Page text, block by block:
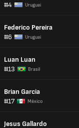
#4
Uruguai
Federico Pereira
#6
Uruguai
Luan Luan
#13
Brasil
Brian Garcia
#17
México
Jesus Gallardo